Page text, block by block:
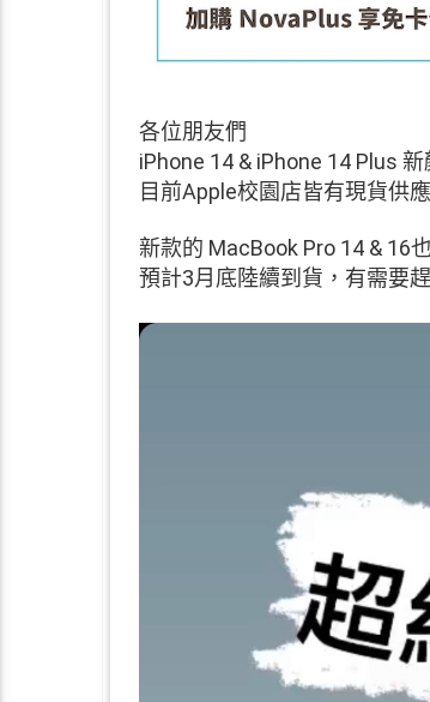
各位朋友們
iPhone 14 & iPhone 14 Plus
目前Apple校園店皆有現貨供應
新款的 MacBook Pro 14 & 16
預計3月底陸續到貨，有需要